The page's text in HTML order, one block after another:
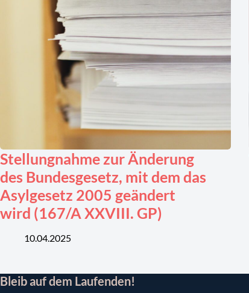
Stellungnahme zur Änderung
des Bundesgesetz, mit dem das
Asylgesetz 2005 geändert
wird (167/A XXVIII. GP)
10.04.2025
Bleib auf dem Laufenden!